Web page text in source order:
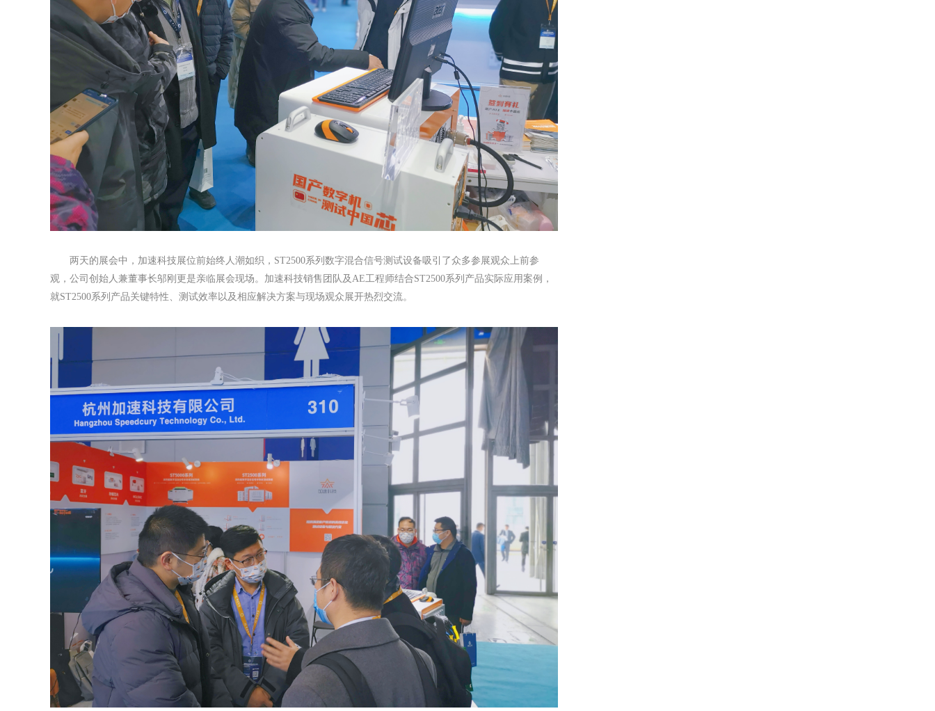
两天的展会中，加速科技展位前始终人潮如织，ST2500系列数字混合信号测试设备吸引了众多参展观众上前参
观，公司创始人兼董事长邬刚更是亲临展会现场。加速科技销售团队及AE工程师结合ST2500系列产品实际应用案例，
就ST2500系列产品关键特性、测试效率以及相应解决方案与现场观众展开热烈交流。